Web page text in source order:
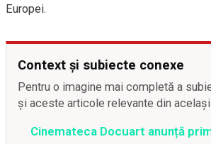
Europei.
Context și subiecte conexe
Pentru o imagine mai completă a
și aceste articole relevante din
Cinemateca Docuart anunță